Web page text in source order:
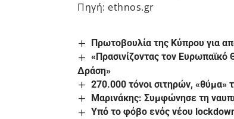
Πηγή: ethnos.gr
Πρωτοβουλία της Κύπρου για
«Πρασινίζοντας τον Ευρωπαϊκό
Δράση»
270.000 τόνοι σιτηρών, «θύμα»
Μαρινάκης: Συμφώνησε τη
Υπό το φόβο ενός νέου